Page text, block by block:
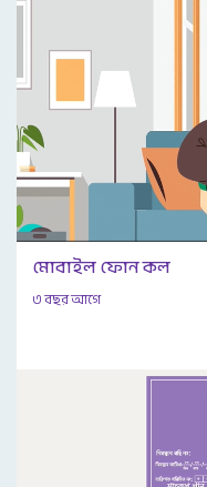
মোবাইল ফোন কল
৩ বছর আগে